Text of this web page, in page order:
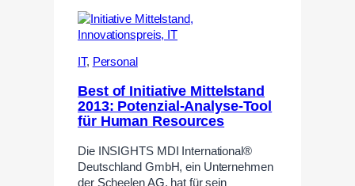
IT, Personal
Best of Initiative Mittelstand
2013: Potenzial-Analyse-Tool
für Human Resources
Die INSIGHTS MDI International®
Deutschland GmbH, ein Unternehmen
der Scheelen AG, hat für sein